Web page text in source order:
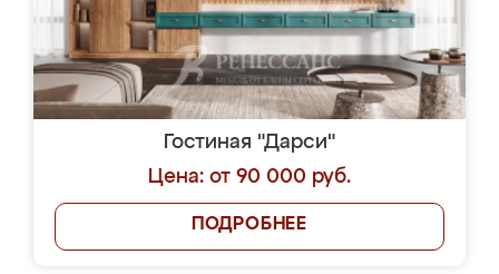
Гостиная "Дарси"
Цена: от 90 000 руб.
ПОДРОБНЕЕ